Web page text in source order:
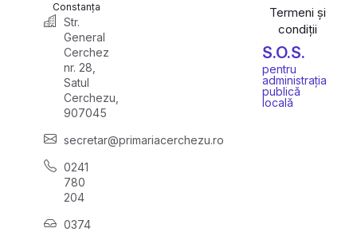
Constanța
Str.
General
Cerchez
nr. 28,
Satul
Cerchezu,
907045
secretar@primariacerchezu.ro
0241
780
204
0374
Termeni și
condiții
S.O.S.
pentru
administrația
publică
locală